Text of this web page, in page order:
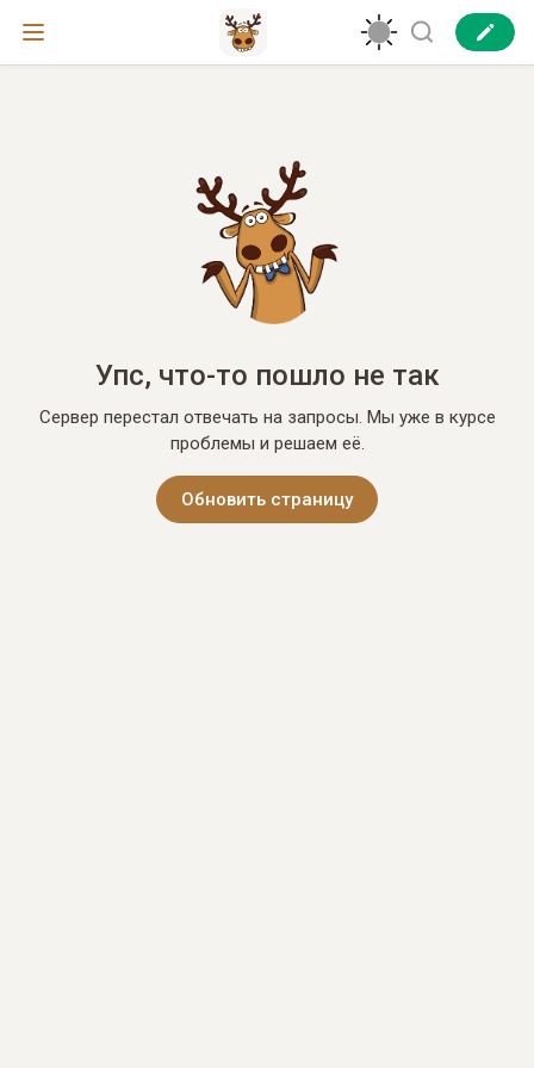
Упс, что-то пошло не так
Сервер перестал отвечать на запросы. Мы уже в курсе
проблемы и решаем её.
Обновить страницу